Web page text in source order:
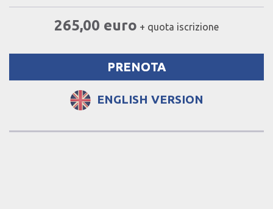
265,00 euro + quota iscrizione
PRENOTA
ENGLISH VERSION